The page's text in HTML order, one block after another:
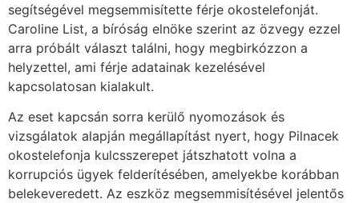
segítségével megsemmisítette férje okostelefonját.
Caroline List, a bíróság elnöke szerint az özvegy ezzel
arra próbált választ találni, hogy megbirkózzon a
helyzettel, ami férje adatainak kezelésével
kapcsolatosan kialakult.
Az eset kapcsán sorra kerülő nyomozások és
vizsgálatok alapján megállapítást nyert, hogy Pilnacek
okostelefonja kulcsszerepet játszhatott volna a
korrupciós ügyek felderítésében, amelyekbe korábban
belekeveredett. Az eszköz megsemmisítésével jelentős